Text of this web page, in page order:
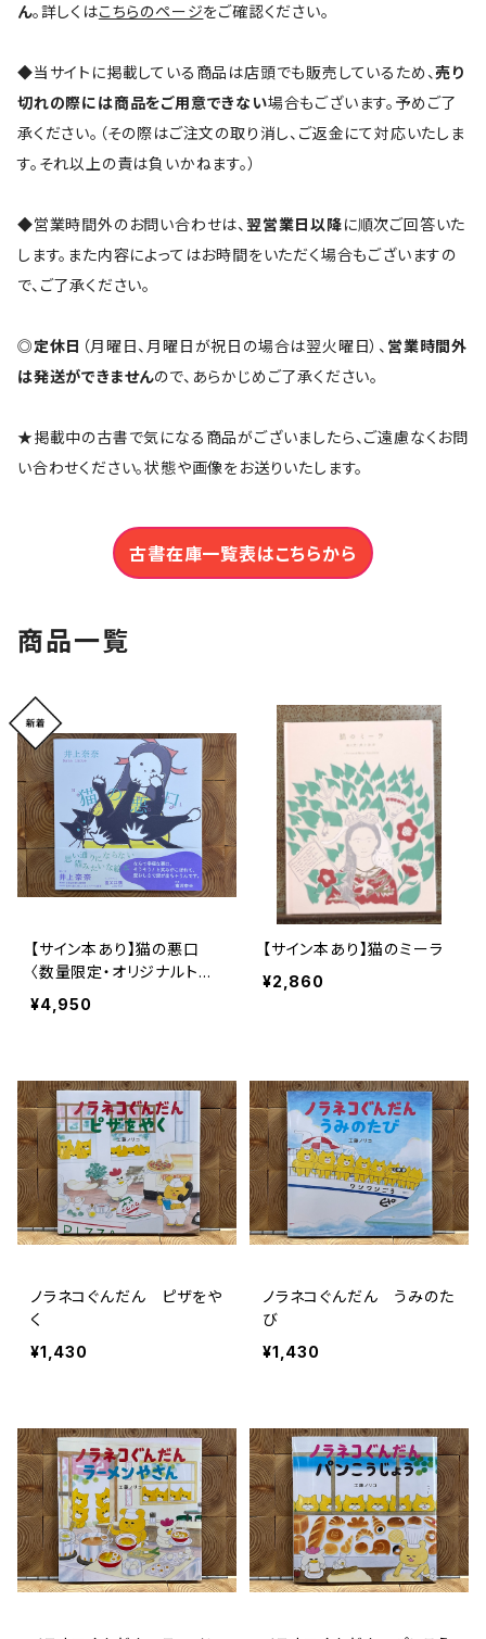
ん。詳しくはこちらのページをご確認ください。
◆当サイトに掲載している商品は店頭でも販売しているため、売り
切れの際には商品をご用意できない場合もございます。予めご了
承ください。（その際はご注文の取り消し、ご返金にて対応いたしま
す。それ以上の責は負いかねます。）
◆営業時間外のお問い合わせは、 翌営業日以降に順次ご回答いた
します。また内容によってはお時間をいただく場合もございますの
で、ご了承ください。
◎定休日 （月曜日、月曜日が祝日の場合は翌火曜日）、 営業時間外
は発送ができませんので、あらかじめご了承ください。
★掲載中の古書で気になる商品がございましたら、ご遠慮なくお問
い合わせください。状態や画像をお送りいたします。
古書在庫一覧表はこちらから
商品一覧
【サイン本あり】猫の悪口
〈数量限定・オリジナルトー
ト付き〉
¥4,950
【サイン本あり】猫のミーラ
¥2,860
ノラネコぐんだん ピザをや
く
¥1,430
ノラネコぐんだん うみのた
び
¥1,430